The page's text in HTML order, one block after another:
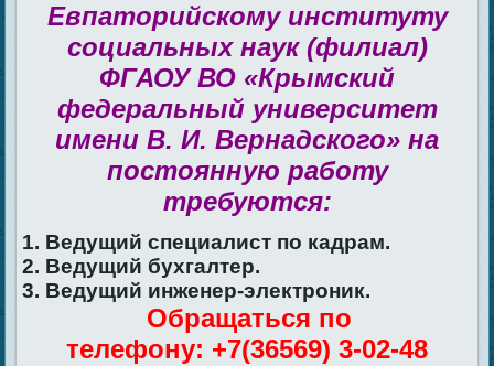
Евпаторийскому институту
социальных наук (филиал)
ФГАОУ ВО «Крымский
федеральный университет
имени В. И. Вернадского» на
постоянную работу
требуются:
1. Ведущий специалист по кадрам.
2. Ведущий бухгалтер.
3. Ведущий инженер-электроник.
Обращаться по
телефону: +7(36569) 3-02-48